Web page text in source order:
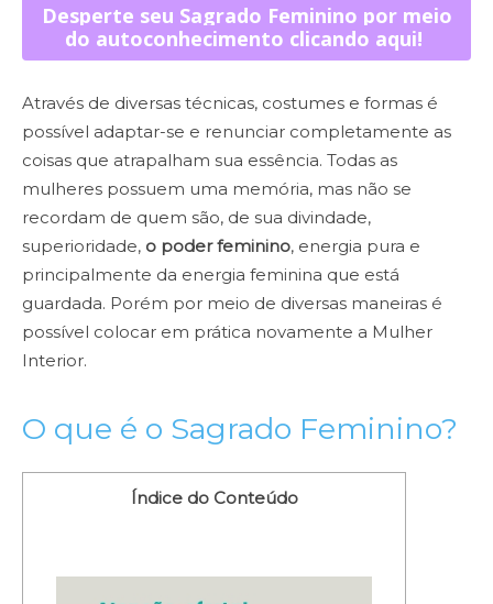
Desperte seu Sagrado Feminino por meio
do autoconhecimento clicando aqui!
Através de diversas técnicas, costumes e formas é
possível adaptar-se e renunciar completamente as
coisas que atrapalham sua essência. Todas as
mulheres possuem uma memória, mas não se
recordam de quem são, de sua divindade,
superioridade, o poder feminino, energia pura e
principalmente da energia feminina que está
guardada. Porém por meio de diversas maneiras é
possível colocar em prática novamente a Mulher
Interior.
O que é o Sagrado Feminino?
Índice do Conteúdo